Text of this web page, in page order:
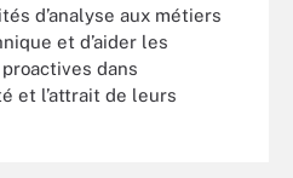
d’analyse aux métiers
et d’aider les
dans
et l’attrait de leurs